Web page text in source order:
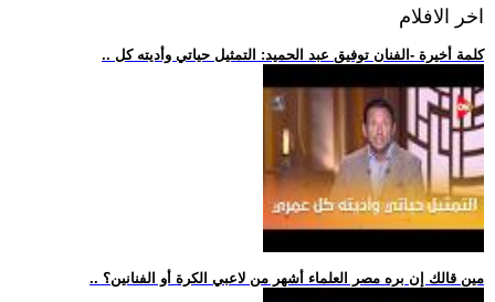
اخر الافلام
.. كلمة أخيرة -الفنان توفيق عبد الحميد: التمثيل حياتي وأديته كل
.. مين قالك إن بره مصر العلماء أشهر من لاعبي الكرة أو الفنانين؟